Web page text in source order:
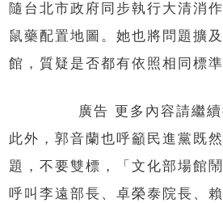
隨台北市政府同步執行大清消
鼠藥配置地圖。她也將問題擴
館，質疑是否都有依照相同標
廣告 更多內容請繼
此外，郭音蘭也呼籲民進黨既
題，不要雙標，「文化部場館
呼叫李遠部長、卓榮泰院長、